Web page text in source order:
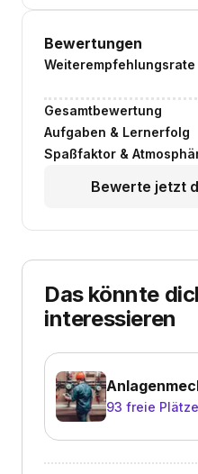
Bewertungen
Weiterempfehlungsrate
Gesamtbewertung
Aufgaben & Lernerfolg
Spaßfaktor &
Bewerte jetzt
Das könnte
interessieren
93 freie Plätze